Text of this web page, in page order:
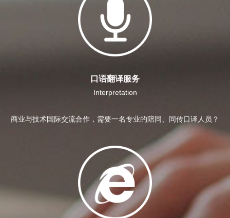
口语翻译服务
Interpretation
商业与技术国际交流合作，需要一名专业的陪同、同传口译人员？